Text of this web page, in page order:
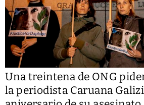
Una treintena de ONG
la periodista Caruana